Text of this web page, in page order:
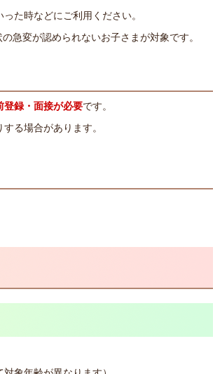
た時などにご利用ください。
急変が認められないお子さまが対象です。
登録・面接が必要です。
る場合があります。